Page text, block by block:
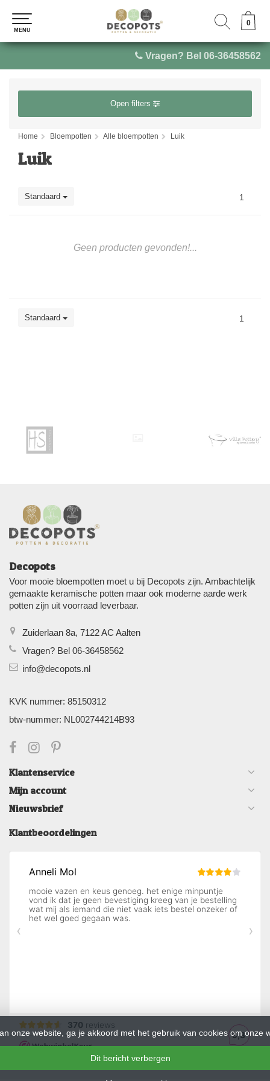
Vragen? Bel 06-36458562
0
MENU
0
MENU
Open filters
Home Bloempotten Alle bloempotten Luik
Luik
Standaard 1
Geen producten gevonden!...
Standaard 1
Decopots
Voor mooie bloempotten moet u bij Decopots zijn. Ambachtelijk
gemaakte keramische potten maar ook moderne aarde werk
potten zijn uit voorraad leverbaar.
Zuiderlaan 8a, 7122 AC Aalten
Vragen? Bel 06-36458562
info@decopots.nl
KVK nummer: 85150312
btw-nummer: NL002744214B93
Klantenservice
Mijn account
Nieuwsbrief
Klantbeoordelingen
onze website, ga je akkoord met het gebruik van cookies om onze
Dit bericht verbergen